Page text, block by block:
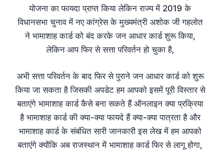
योजना का फायदा प्राप्त किया लेकिन राज्य में 2019 के
विधानसभा चुनाव में नए कांग्रेस के मुख्यमंत्री अशोक जी गहलोत
ने भामाशाह कार्ड को बंद करके जन आधार कार्ड शुरू किया,
लेकिन आप फिर से सत्ता परिवर्तन हो चुका है,
अभी सत्ता परिवर्तन के बाद फिर से पुराने जन आधार कार्ड को शुरू
किया जा सकता है जिसकी अपडेट हम आपको इसमें पूरी विस्तार से
बताएंगे भामाशाह कार्ड कैसे बना सकते हैं ऑनलाइन क्या प्रक्रिया
है भामाशाह कार्ड की क्या-क्या फायदे हैं क्या-क्या पात्रता है और
भामाशाह कार्ड के संबंधित सारी जानकारी इस लेख में हम आपको
बताएंगे क्योंकि अब राजस्थान में भामाशाह कार्ड फिर से लागू होगा,